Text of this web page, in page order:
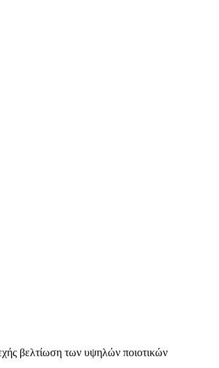
βελτίωση των υψηλών ποιοτικών